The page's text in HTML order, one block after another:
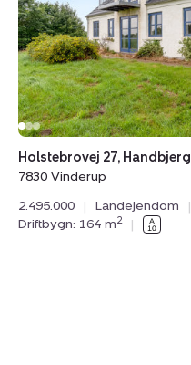
Vinderup
Holstebrovej 27, Handbjerg
7830 Vinderup
2.495.000
| Landejendom |
Driftbygn: 164 m2 |